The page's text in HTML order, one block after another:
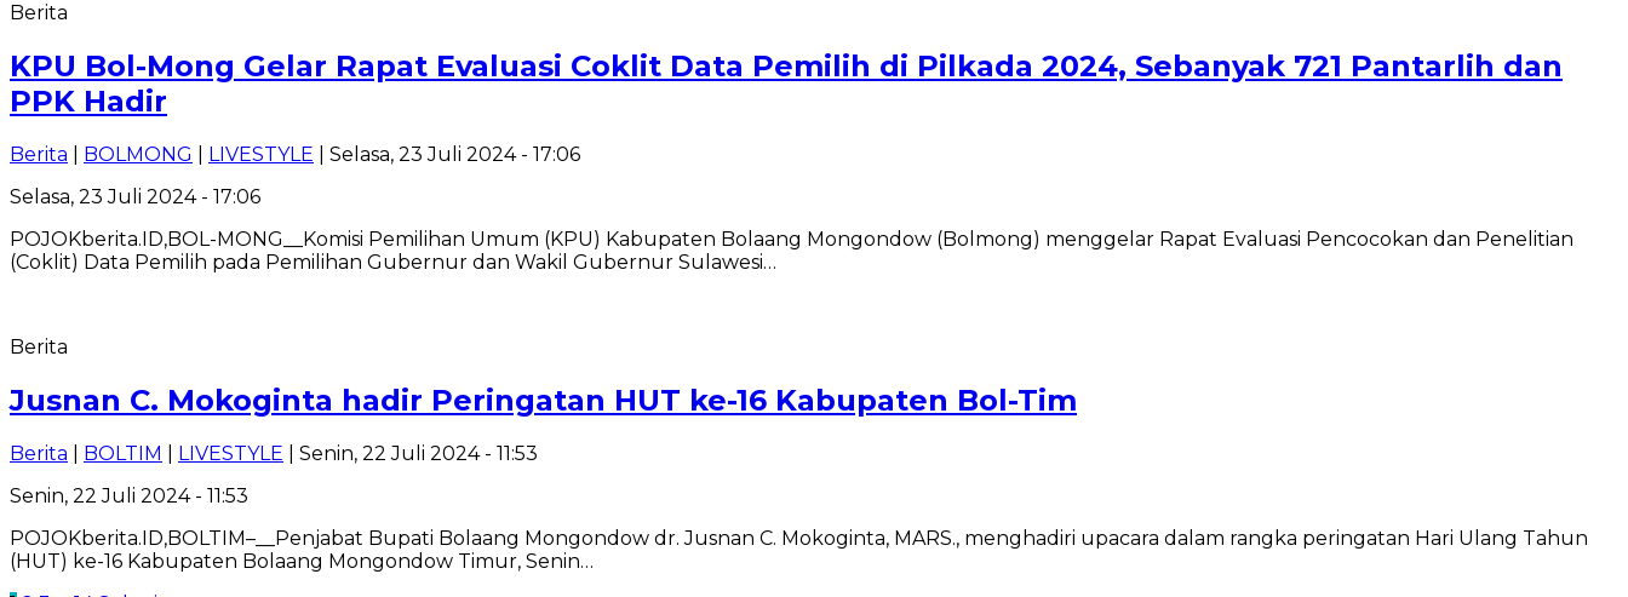
Berita
KPU Bol-Mong Gelar Rapat Evaluasi Coklit Data Pemilih di Pilkada 2024, Sebanyak 721 Pantarlih dan
PPK Hadir
Berita BOLMONG LIVESTYLE | Selasa, 23 Juli 2024 - 17:06
Selasa, 23 Juli 2024 - 17:06
POJOKberita.ID,BOL-MONG__Komisi Pemilihan Umum (KPU) Kabupaten Bolaang Mongondow (Bolmong) menggelar Rapat Evaluasi Pencocokan dan Penelitian
(Coklit) Data Pemilih pada Pemilihan Gubernur dan Wakil Gubernur Sulawesi…
Berita
Jusnan C. Mokoginta hadir Peringatan HUT ke-16 Kabupaten Bol-Tim
Berita BOLTIM LIVESTYLE | Senin, 22 Juli 2024 - 11:53
Senin, 22 Juli 2024 - 11:53
POJOKberita.ID,BOLTIM–__Penjabat Bupati Bolaang Mongondow dr. Jusnan C. Mokoginta, MARS., menghadiri upacara dalam rangka peringatan Hari Ulang Tahun
(HUT) ke-16 Kabupaten Bolaang Mongondow Timur, Senin…